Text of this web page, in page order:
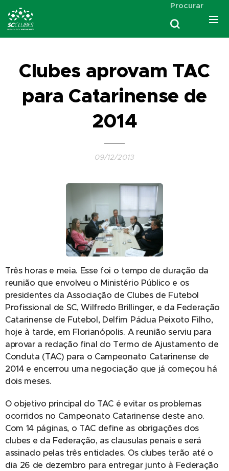
Procurar
Clubes aprovam TAC
para Catarinense de
2014
09/12/2013
Três horas e meia. Esse foi o tempo de duração da
reunião que envolveu o Ministério Público e os
presidentes da Associação de Clubes de Futebol
Profissional de SC, Wilfredo Brillinger, e da Federação
Catarinense de Futebol, Delfim Pádua Peixoto Filho,
hoje à tarde, em Florianópolis. A reunião serviu para
aprovar a redação final do Termo de Ajustamento de
Conduta (TAC) para o Campeonato Catarinense de
2014 e encerrou uma negociação que já começou há
dois meses.
O objetivo principal do TAC é evitar os problemas
ocorridos no Campeonato Catarinense deste ano.
Com 14 páginas, o TAC define as obrigações dos
clubes e da Federação, as clausulas penais e será
assinado pelas três entidades. Os clubes terão até o
dia 26 de dezembro para entregar junto à Federação